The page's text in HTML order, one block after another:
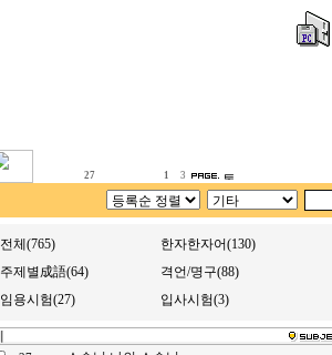
27 1 3
전체(765)
한자한자어(130)
주제별成語(64)
격언/명구(88)
임용시험(27)
입사시험(3)